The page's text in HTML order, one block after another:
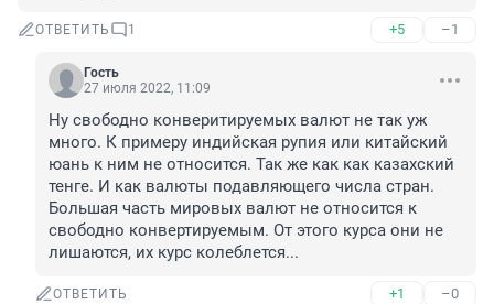
ОТВЕТИТЬ 1 +5 –1
Гость
27 июля 2022, 11:09
Ну свободно конверитируемых валют не так уж
много. К примеру индийская рупия или китайский
юань к ним не относится. Так же как как казахский
тенге. И как валюты подавляющего числа стран.
Большая часть мировых валют не относится к
свободно конвертируемым. От этого курса они не
лишаются, их курс колеблется...
ОТВЕТИТЬ +1 –0